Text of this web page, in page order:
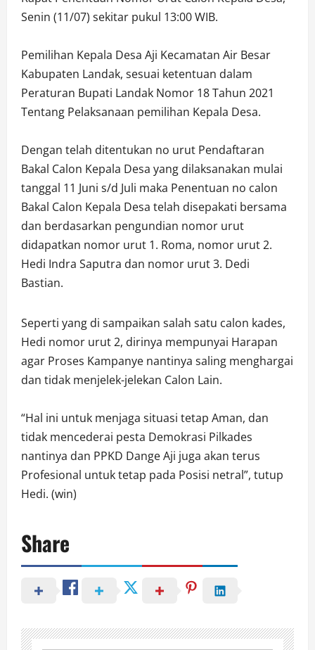
Senin (11/07) sekitar pukul 13:00 WIB.
Pemilihan Kepala Desa Aji Kecamatan Air Besar
Kabupaten Landak, sesuai ketentuan dalam
Peraturan Bupati Landak Nomor 18 Tahun 2021
Tentang Pelaksanaan pemilihan Kepala Desa.
Dengan telah ditentukan no urut Pendaftaran
Bakal Calon Kepala Desa yang dilaksanakan mulai
tanggal 11 Juni s/d Juli maka Penentuan no calon
Bakal Calon Kepala Desa telah disepakati bersama
dan berdasarkan pengundian nomor urut
didapatkan nomor urut 1. Roma, nomor urut 2.
Hedi Indra Saputra dan nomor urut 3. Dedi
Bastian.
Seperti yang di sampaikan salah satu calon kades,
Hedi nomor urut 2, dirinya mempunyai Harapan
agar Proses Kampanye nantinya saling menghargai
dan tidak menjelek-jelekan Calon Lain.
“Hal ini untuk menjaga situasi tetap Aman, dan
tidak mencederai pesta Demokrasi Pilkades
nantinya dan PPKD Dange Aji juga akan terus
Profesional untuk tetap pada Posisi netral”, tutup
Hedi. (win)
Share